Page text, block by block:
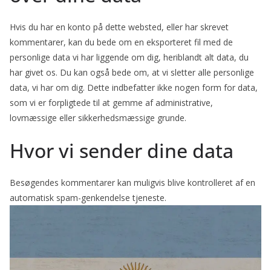
Hvis du har en konto på dette websted, eller har skrevet
kommentarer, kan du bede om en eksporteret fil med de
personlige data vi har liggende om dig, heriblandt alt data, du
har givet os. Du kan også bede om, at vi sletter alle personlige
data, vi har om dig. Dette indbefatter ikke nogen form for data,
som vi er forpligtede til at gemme af administrative,
lovmæssige eller sikkerhedsmæssige grunde.
Hvor vi sender dine data
Besøgendes kommentarer kan muligvis blive kontrolleret af en
automatisk spam-genkendelse tjeneste.